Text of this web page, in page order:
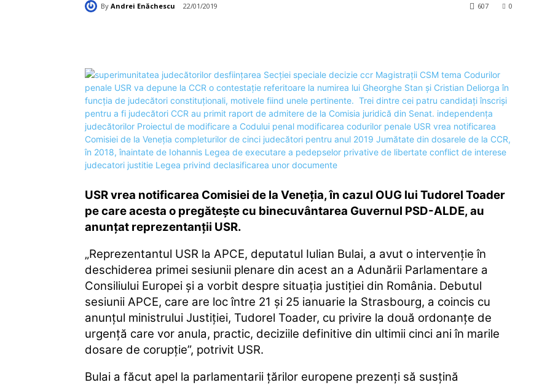
By Andrei Enăchescu 22/01/2019 0
607
USR vrea notificarea Comisiei de la Veneția, în cazul OUG lui Tudorel Toader
pe care acesta o pregătește cu binecuvântarea Guvernul PSD-ALDE, au
anunțat reprezentanții USR.
„Reprezentantul USR la APCE, deputatul Iulian Bulai, a avut o intervenţie în
deschiderea primei sesiunii plenare din acest an a Adunării Parlamentare a
Consiliului Europei şi a vorbit despre situaţia justiţiei din România. Debutul
sesiunii APCE, care are loc între 21 şi 25 ianuarie la Strasbourg, a coincis cu
anunţul ministrului Justiţiei, Tudorel Toader, cu privire la două ordonanţe de
urgenţă care vor anula, practic, deciziile definitive din ultimii cinci ani în marile
dosare de corupţie”, potrivit USR.
Bulai a făcut apel la parlamentarii ţărilor europene prezenţi să susţină